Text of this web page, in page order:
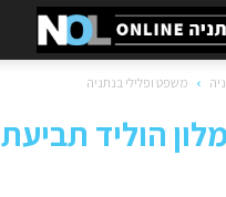
משפט ופלילי בנתניה
הוליד תביעת